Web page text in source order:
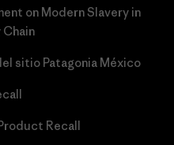
on Modern Slavery in
Chain
sitio Patagonia México
Recall